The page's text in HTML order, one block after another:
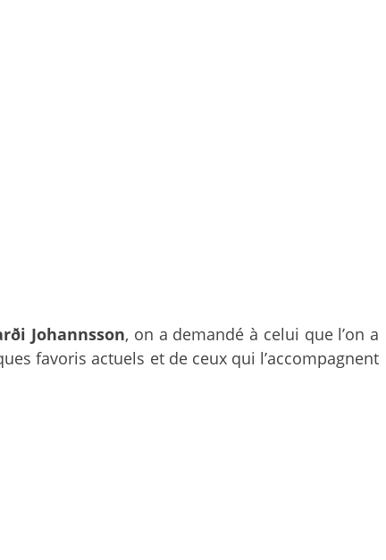
Johannsson, on a demandé à celui que l’on a
favoris actuels et de ceux qui l’accompagnent